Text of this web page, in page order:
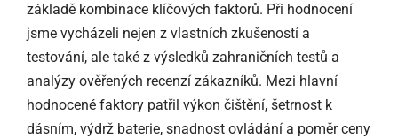
základě kombinace klíčových faktorů. Při hodnocení
jsme vycházeli nejen z vlastních zkušeností a
testování, ale také z výsledků zahraničních testů a
analýzy ověřených recenzí zákazníků. Mezi hlavní
hodnocené faktory patřil výkon čištění, šetrnost k
dásním, výdrž baterie, snadnost ovládání a poměr ceny